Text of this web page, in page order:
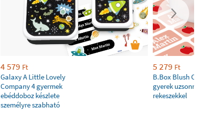
4 579 Ft
Galaxy A Little Lovely
Company 4 gyermek
ebéddoboz készlete
személyre szabható
5 279 Ft
B.Box Blush
gyerek
rekeszekkel